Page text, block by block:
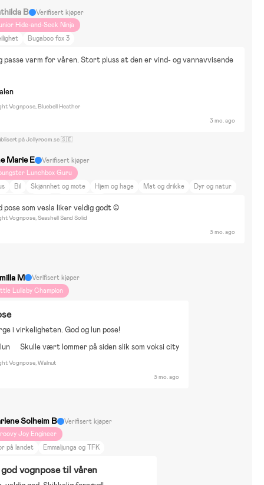
B
Verifisert kjøper
Hide-and-Seek Ninja
Bugaboo fox 3
passe varm for våren. Stort pluss at den er vind- og vannavvisende
Vognpose, Bluebell Heather
3 mo. ago
på Jollyroom.se 🇸🇪
Marie E
Verifisert kjøper
Lunchbox Guru
Bil Skjønnhet og mote Hjem og hage Mat og drikke
Dyr og natur
pose som vesla liker veldig godt :)
Vognpose, Seashell Sand Solid
3 mo. ago
M
Verifisert kjøper
Lullaby Champion
i virkeligheten. God og lun pose!
Skulle vært lommer på siden slik som voksi city
Vognpose, Walnut
3 mo. ago
Solheim B
Verifisert kjøper
Joy Engineer
på landet
Emmaljunga og TFK
vognpose til våren